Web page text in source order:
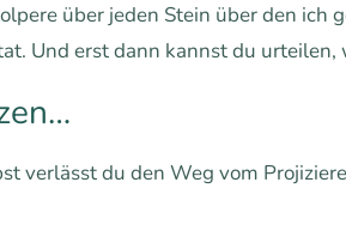
über jeden Stein über den ich
Und erst dann kannst du
verlässt du den Weg vom